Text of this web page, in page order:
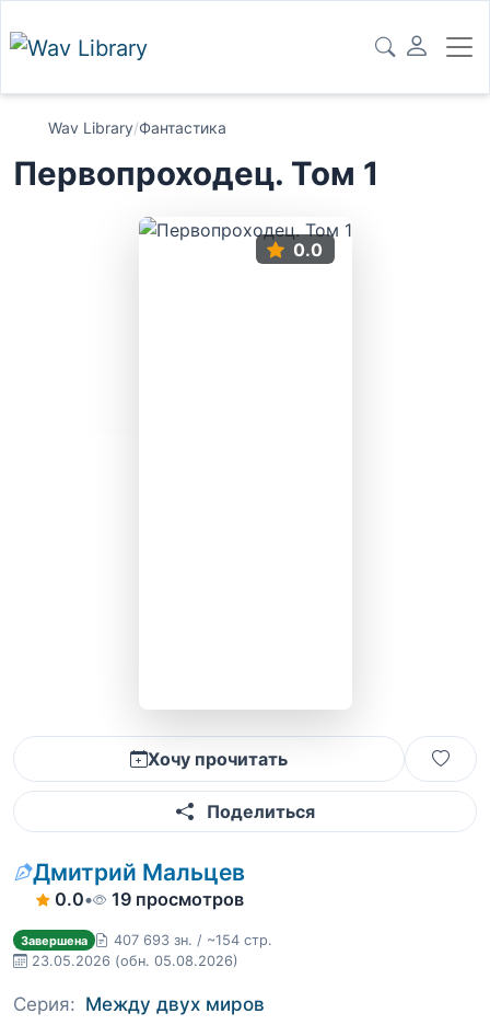
Wav Library/Фантастика
Первопроходец. Том 1
0.0
Хочу прочитать
Поделиться
Дмитрий Мальцев
0.0• 19 просмотров
Завершена
407 693 зн. / ~154 стр.
23.05.2026 (обн. 05.08.2026)
Серия: Между двух миров